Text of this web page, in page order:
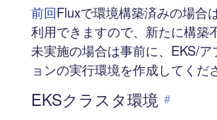
前回Fluxで環境構築済みの場合
利用できますので、新たに構築
未実施の場合は事前に、EKS/ア
ョンの実行環境を作成してくだ
EKSクラスタ環境 #